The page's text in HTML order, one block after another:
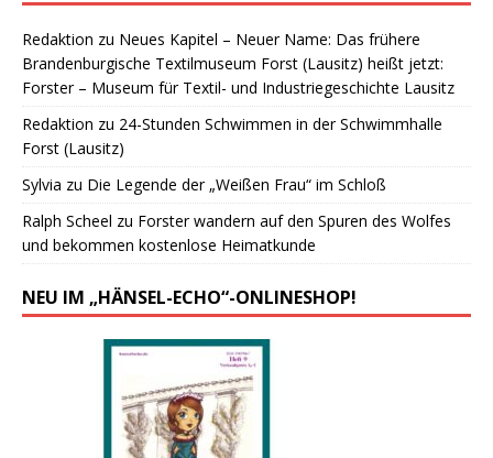
Redaktion zu Neues Kapitel – Neuer Name: Das frühere
Brandenburgische Textilmuseum Forst (Lausitz) heißt jetzt:
Forster – Museum für Textil- und Industriegeschichte Lausitz
Redaktion zu 24-Stunden Schwimmen in der Schwimmhalle
Forst (Lausitz)
Sylvia zu Die Legende der „Weißen Frau“ im Schloß
Ralph Scheel zu Forster wandern auf den Spuren des Wolfes
und bekommen kostenlose Heimatkunde
NEU IM „HÄNSEL-ECHO“-ONLINESHOP!